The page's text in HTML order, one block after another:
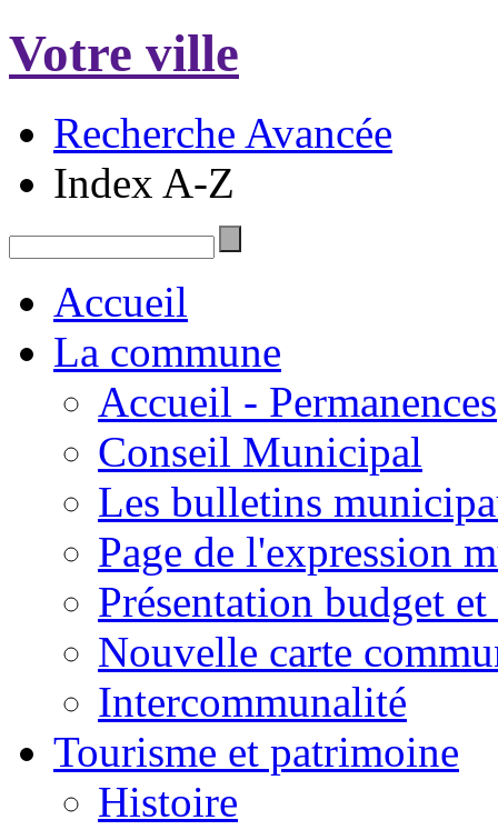
Votre ville
Recherche Avancée
Index A-Z
Accueil
La commune
Accueil - Permanences
Conseil Municipal
Les bulletins
Page de l'expression
Présentation budget
Nouvelle carte
Intercommunalité
Tourisme et patrimoine
Histoire